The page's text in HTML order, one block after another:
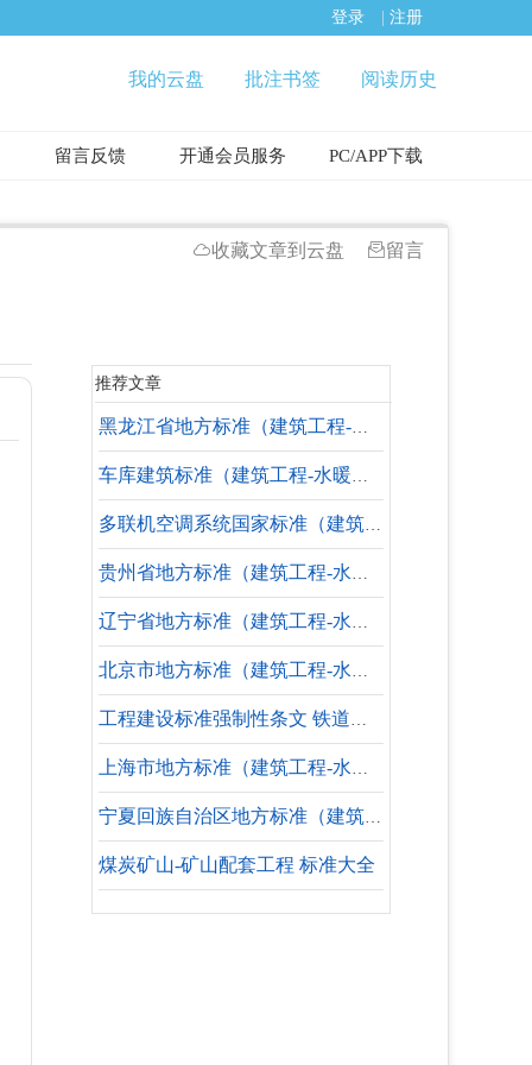
登录 注册
我的云盘 批注书签 阅读历史
留言反馈 开通会员服务 PC/APP下载
收藏文章到云盘 留言
推荐文章
黑龙江省地方标准（建筑工程-水暖专业-参考标准）
车库建筑标准（建筑工程-水暖专业-参考标准）
多联机空调系统国家标准（建筑工程-水暖专业）
贵州省地方标准（建筑工程-水暖专业-参考标准）
辽宁省地方标准（建筑工程-水暖专业-参考标准）
北京市地方标准（建筑工程-水暖专业-失效标准）
工程建设标准强制性条文 铁道工程部分 质量验收
上海市地方标准（建筑工程-水暖专业-失效标准）
宁夏回族自治区地方标准（建筑工程-水暖专业-参考标准）
煤炭矿山-矿山配套工程 标准大全